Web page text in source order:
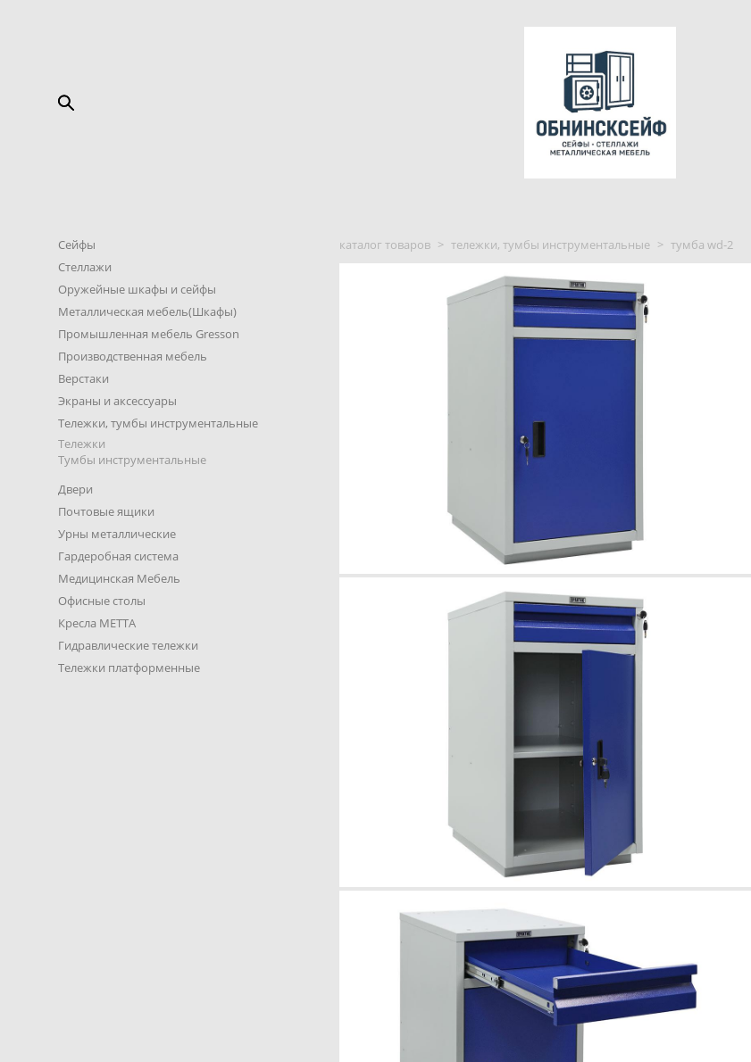
Сейфы
Стеллажи
Оружейные шкафы и сейфы
Металлическая мебель(Шкафы)
Промышленная мебель Gresson
Производственная мебель
Верстаки
Экраны и аксессуары
Тележки, тумбы инструментальные
Тележки
Тумбы инструментальные
Двери
Почтовые ящики
Урны металлические
Гардеробная система
Медицинская Мебель
Офисные столы
Кресла METTA
Гидравлические тележки
Тележки платформенные
каталог товаров > тележки, тумбы инструментальные > тумба wd-2